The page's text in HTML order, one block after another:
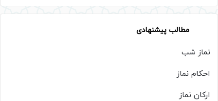
مطالب پیشنهادی
نماز شب
احکام نماز
ارکان نماز